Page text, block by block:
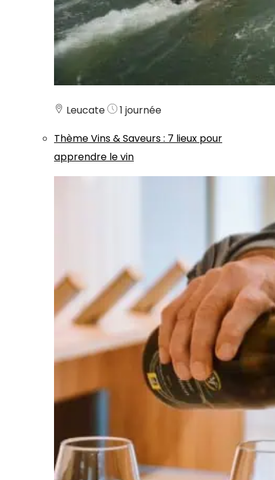
Leucate
1 journée
ThèmeVins & Saveurs: 7 lieux pour
apprendre le vin